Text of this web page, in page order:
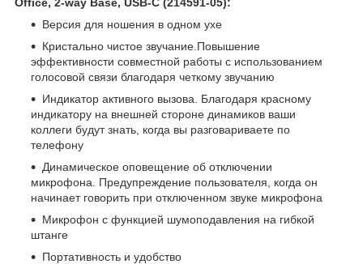
Версия для ношения в одном ухе
Кристально чистое звучание.Повышение
эффективности совместной работы с использованием
голосовой связи благодаря четкому звучанию
Индикатор активного вызова. Благодаря красному
индикатору на внешней стороне динамиков ваши
коллеги будут знать, когда вы разговариваете по
телефону
Динамическое оповещение об отключении
микрофона. Предупреждение пользователя, когда он
начинает говорить при отключенном звуке микрофона
Микрофон с функцией шумоподавления на гибкой
штанге
Портативность и удобство